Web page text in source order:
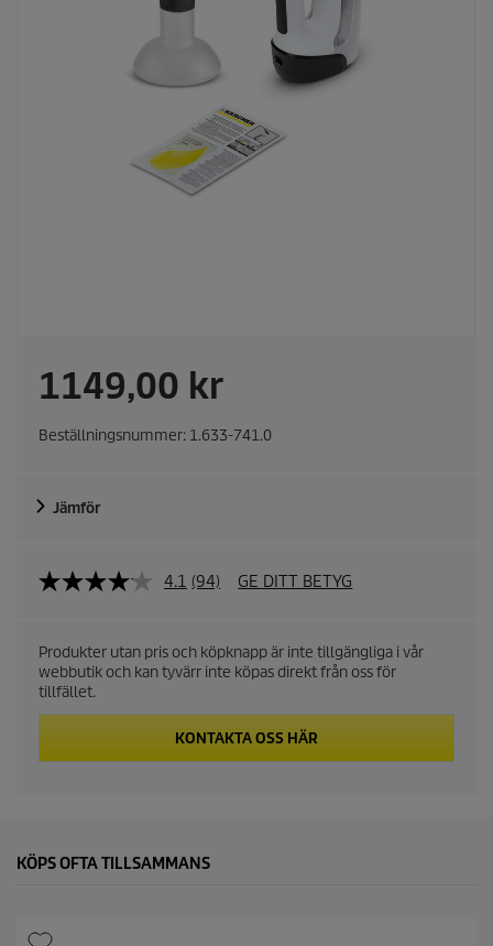
r
e
m
e
n
d
r
1149,00 kr
Beställningsnummer: 1.633-741.0
Jämför
4.1 (94) GE DITT BETYG
Produkter utan pris och köpknapp är inte tillgängliga i vår
webbutik och kan tyvärr inte köpas direkt från oss för
tillfället.
KONTAKTA OSS HÄR
KÖPS OFTA TILLSAMMANS